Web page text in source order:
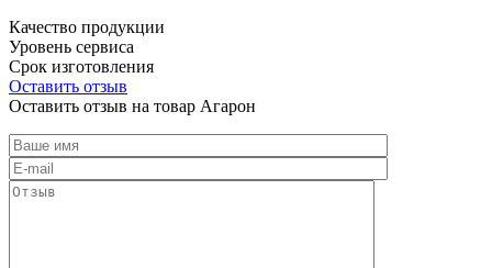
Качество продукции
Уровень сервиса
Срок изготовления
Оставить отзыв
Оставить отзыв на товар Агарон